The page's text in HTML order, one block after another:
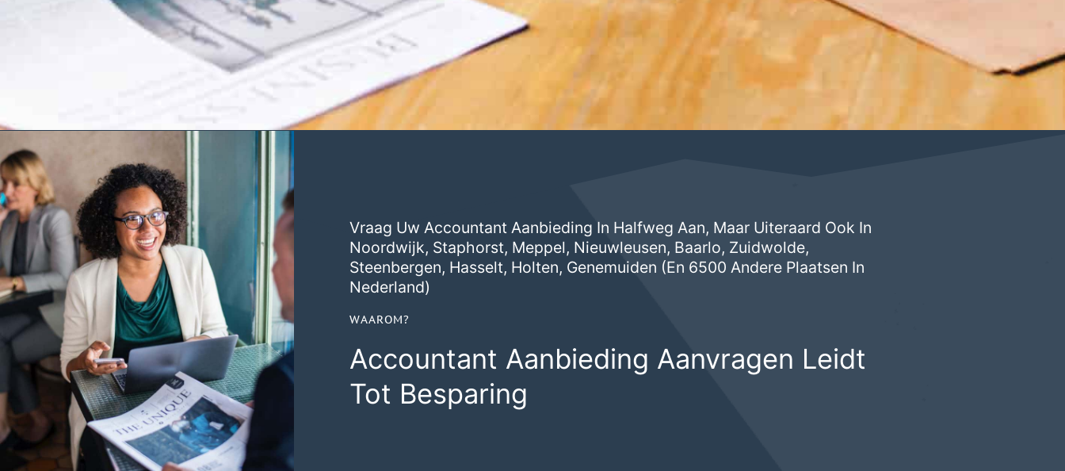
Vraag Uw Accountant Aanbieding In Halfweg Aan, Maar Uiteraard Ook In
Noordwijk, Staphorst, Meppel, Nieuwleusen, Baarlo, Zuidwolde,
Steenbergen, Hasselt, Holten, Genemuiden (en 6500 Andere Plaatsen In
Nederland)
WAAROM?
Accountant Aanbieding Aanvragen Leidt
Tot Besparing